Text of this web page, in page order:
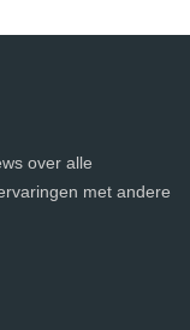
over alle
met andere